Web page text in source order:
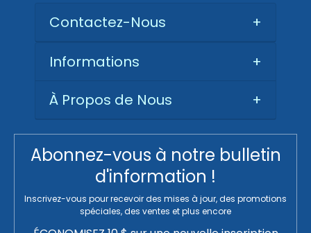
Contactez-Nous +
Informations
+
À Propos de Nous
+
Abonnez-vous à notre bulletin
d'information !
Inscrivez-vous pour recevoir des mises à jour, des promotions
spéciales, des ventes et plus encore